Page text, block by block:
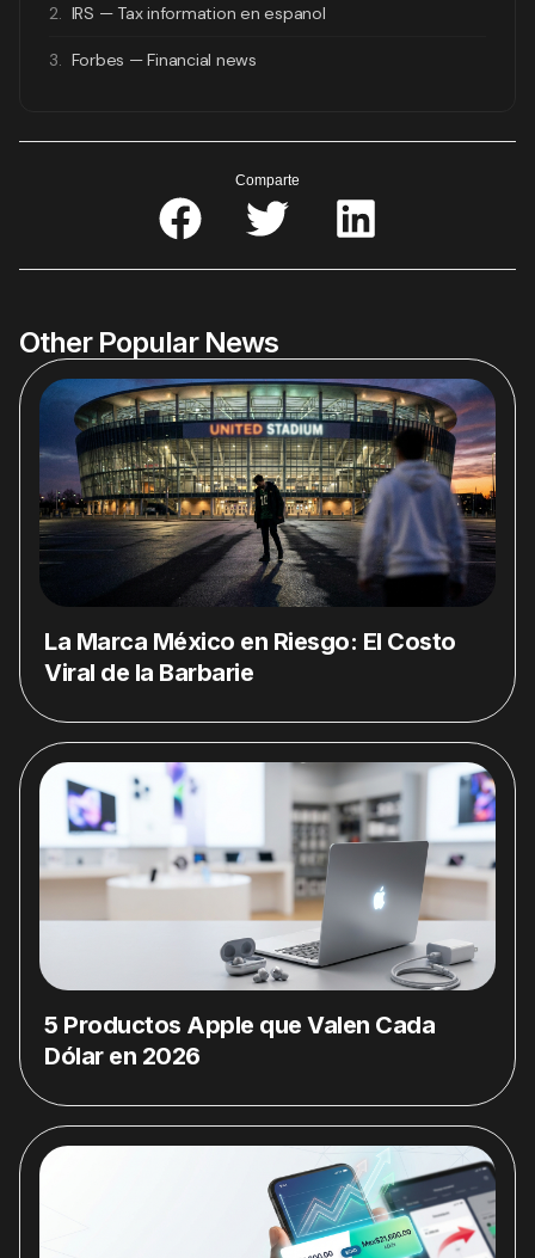
2. IRS — Tax information en espanol
3. Forbes — Financial news
Comparte
Other Popular News
La Marca México en Riesgo: El Costo
Viral de la Barbarie
5 Productos Apple que Valen Cada
Dólar en 2026